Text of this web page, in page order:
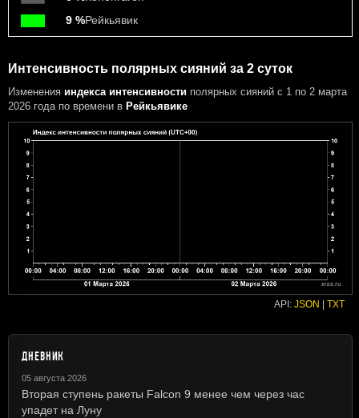
9 %Рейкьявик
Интенсивность полярных сияний за 2 суток
Изменения индекса интенсивности полярных сияний с 1 по 2 марта
2026 года по времени в Рейкьявике
API: JSON TXT
ДНЕВНИК
05 августа 2026
Вторая ступень ракеты Falcon 9 менее чем через час
упадет на Луну